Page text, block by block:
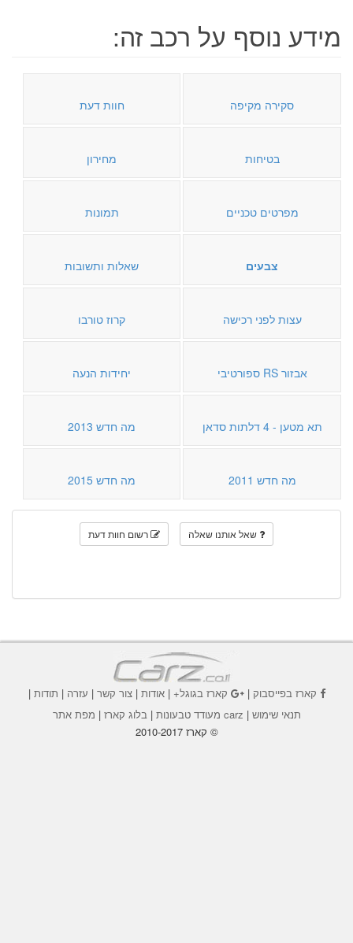
מידע נוסף על רכב זה:
סקירה מקיפה חוות דעת
בטיחות מחירון
מפרטים טכניים תמונות
צבעים שאלות ותשובות
עצות לפני רכישה קרוז טורבו
אבזור RS ספורטיבי יחידות הנעה
תא מטען - 4 דלתות סדאן מה חדש 2013
מה חדש 2011 מה חדש 2015
שאל אותנו שאלה רשום חוות דעת
קארז בפייסבוק| קארז בגוגל+|אודות |צור קשר | עזרה | תודות |
תנאי שימוש | carz מעודד טבעונות | בלוג קארז | מפת אתר
© קארז 2010-2017